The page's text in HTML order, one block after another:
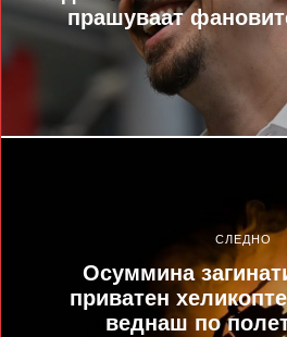
прашуваат
СЛЕДНО
Осуммина
приватен
веднаш по